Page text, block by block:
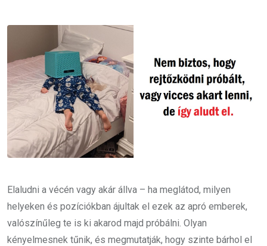
Elaludni a vécén vagy akár állva – ha meglátod, milyen
helyeken és pozíciókban ájultak el ezek az apró emberek,
valószínűleg te is ki akarod majd próbálni. Olyan
kényelmesnek tűnik, és megmutatják, hogy szinte bárhol el